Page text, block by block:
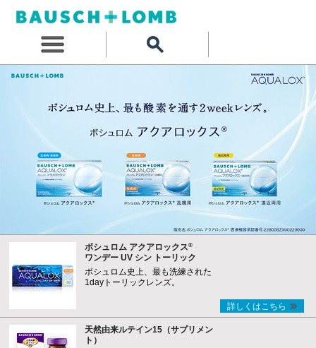
ボシュロム アクアロックス®
ワンデー UV シン トーリック
ボシュロム史上、最も洗練された
1dayトーリックレンズ。
詳しくはこちら
天然由来ルテイン15（サプリメン
ト）